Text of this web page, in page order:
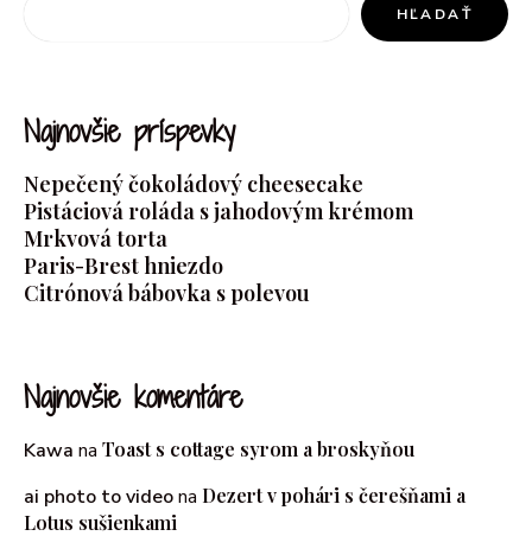
HĽADAŤ
Najnovšie príspevky
Nepečený čokoládový cheesecake
Pistáciová roláda s jahodovým krémom
Mrkvová torta
Paris-Brest hniezdo
Citrónová bábovka s polevou
Najnovšie komentáre
Kawa na Toast s cottage syrom a broskyňou
ai photo to videona Dezert v pohári s čerešňami a
Lotus sušienkami